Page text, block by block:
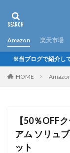
Amazon 楽天市場
※当ブログで紹介し
HOME Amazon
【50％OFF
アム ソリュ
ット